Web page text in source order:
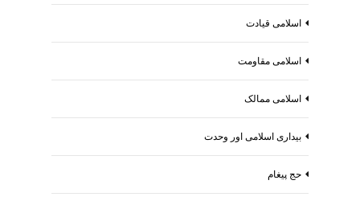
اسلامی قیادت
اسلامی مقاومت
اسلامی ممالک
بیداری اسلامی اور وحدت
حج پیغام